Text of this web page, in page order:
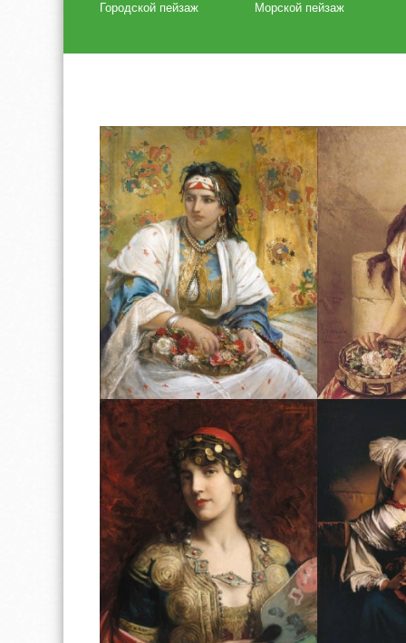
Городской пейзаж
Морской пейзаж